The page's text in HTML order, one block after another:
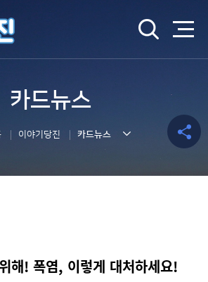
카드뉴스
이야기당진 카드뉴스
해! 폭염, 이렇게 대처하세요!